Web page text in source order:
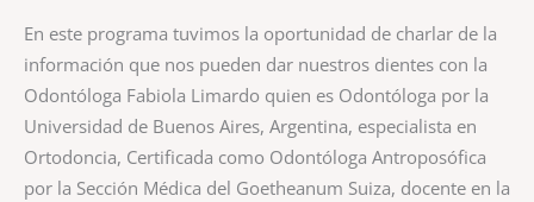
En este programa tuvimos la oportunidad de charlar de la
información que nos pueden dar nuestros dientes con la
Odontóloga Fabiola Limardo quien es Odontóloga por la
Universidad de Buenos Aires, Argentina, especialista en
Ortodoncia, Certificada como Odontóloga Antroposófica
por la Sección Médica del Goetheanum Suiza, docente en la